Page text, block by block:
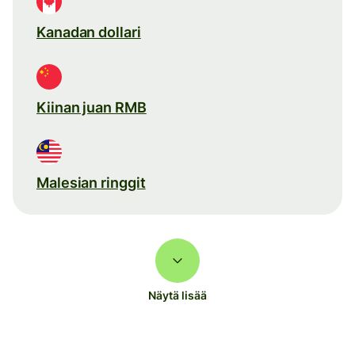
Kanadan dollari
Kiinan juan RMB
Malesian ringgit
Näytä lisää